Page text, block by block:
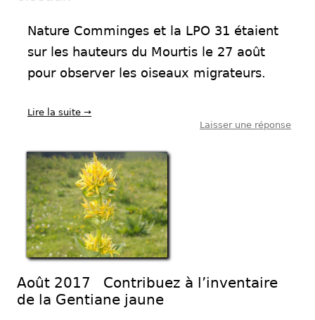
Nature Comminges et la LPO 31 étaient
sur les hauteurs du Mourtis le 27 août
pour observer les oiseaux migrateurs.
Lire la suite →
Laisser une réponse
Août 2017 Contribuez à l’inventaire
de la Gentiane jaune